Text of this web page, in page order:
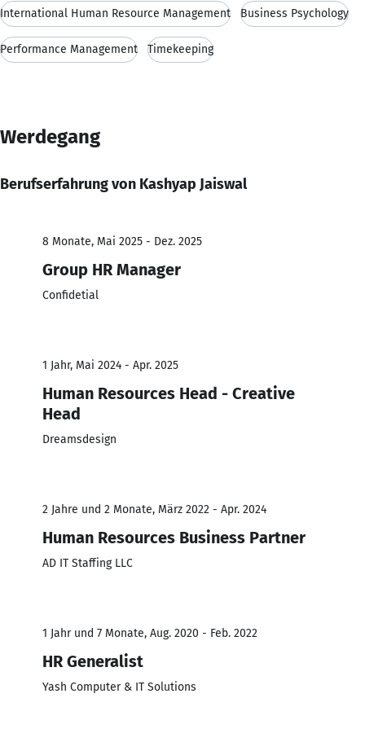
International Human Resource Management Business Psychology
Performance Management Timekeeping
Werdegang
Berufserfahrung von Kashyap Jaiswal
8 Monate, Mai 2025 - Dez. 2025
Group HR Manager
Confidetial
1 Jahr, Mai 2024 - Apr. 2025
Human Resources Head - Creative
Head
Dreamsdesign
2 Jahre und 2 Monate, März 2022 - Apr. 2024
Human Resources Business Partner
AD IT Staffing LLC
1 Jahr und 7 Monate, Aug. 2020 - Feb. 2022
HR Generalist
Yash Computer & IT Solutions